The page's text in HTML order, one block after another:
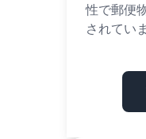
性で郵便
されてい